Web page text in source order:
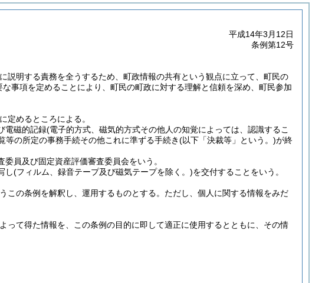
平成14年3月12日
条例第12号
説明する責務を全うするため、町政情報の共有という観点に立って、町民の
事項を定めることにより、町民の町政に対する理解と信頼を深め、町民参加
に定めるところによる。
電磁的記録(電子的方式、磁気的方式その他人の知覚によっては、認識するこ
等の所定の事務手続その他これに準ずる手続き(以下「決裁等」という。)が終
員及び固定資産評価審査委員会をいう。
し(フィルム、録音テープ及び磁気テープを除く。)を交付することをいう。
の条例を解釈し、運用するものとする。 ただし、個人に関する情報をみだ
って得た情報を、この条例の目的に即して適正に使用するとともに、その情